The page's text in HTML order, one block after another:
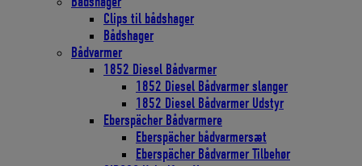
Clips til bådshager
Bådshager
Bådvarmer
1852 Diesel Bådvarmer
1852 Diesel Bådvarmer slanger
1852 Diesel Bådvarmer Udstyr
Eberspächer Bådvarmere
Eberspächer bådvarmersæt
Eberspächer Bådvarmer Tilbehør